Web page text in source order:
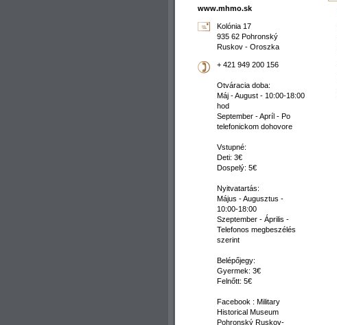
www.mhmo.sk
Kolónia 17
935 62 Pohronský
Ruskov - Oroszka
+ 421 949 200 156
Otváracia doba:
Máj - August - 10:00-18:00
hod
September - Apríl - Po
telefonickom dohovore
Vstupné:
Deti: 3€
Dospelý: 5€
Nyitvatartás:
Május - Augusztus -
10:00-18:00
Szeptember - Április -
Telefonos megbeszélés
szerint
Belépőjegy:
Gyermek: 3€
Felnőtt: 5€
Facebook : Military
Historical Museum
Pohronský Ruskov-